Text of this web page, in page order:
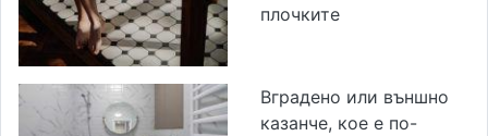
плочките
Вградено или външно
казанче, кое е по-